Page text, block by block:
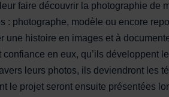
faire découvrir la photographie de
: photographe, modèle ou encore
une histoire en images et à
confiance en eux, qu’ils développent
leurs photos, ils deviendront les
le projet seront ensuite présentées